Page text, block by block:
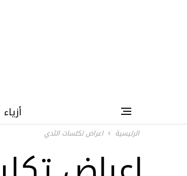
أزياء
الرئيسية اعراض تكلسات الثدي